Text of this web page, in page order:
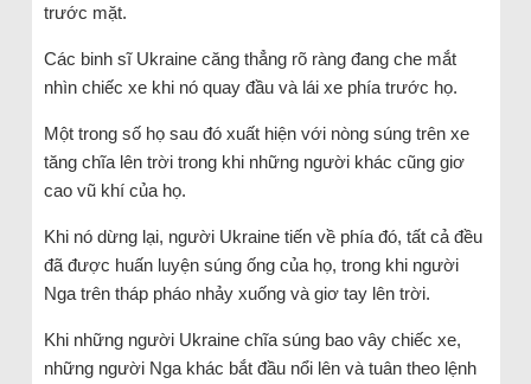
trước mặt.
Các binh sĩ Ukraine căng thẳng rõ ràng đang che mắt
nhìn chiếc xe khi nó quay đầu và lái xe phía trước họ.
Một trong số họ sau đó xuất hiện với nòng súng trên xe
tăng chĩa lên trời trong khi những người khác cũng giơ
cao vũ khí của họ.
Khi nó dừng lại, người Ukraine tiến về phía đó, tất cả đều
đã được huấn luyện súng ống của họ, trong khi người
Nga trên tháp pháo nhảy xuống và giơ tay lên trời.
Khi những người Ukraine chĩa súng bao vây chiếc xe,
những người Nga khác bắt đầu nổi lên và tuân theo lệnh